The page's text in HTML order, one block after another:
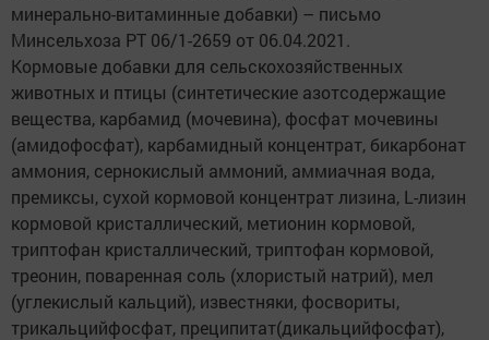
минерально-витаминные добавки) – письмо
Минсельхоза РТ 06/1-2659 от 06.04.2021.
Кормовые добавки для сельскохозяйственных
животных и птицы (синтетические азотсодержащие
вещества, карбамид (мочевина), фосфат мочевины
(амидофосфат), карбамидный концентрат, бикарбонат
аммония, сернокислый аммоний, аммиачная вода,
премиксы, сухой кормовой концентрат лизина, L-лизин
кормовой кристаллический, метионин кормовой,
триптофан кристаллический, триптофан кормовой,
треонин, поваренная соль (хлористый натрий), мел
(углекислый кальций), известняки, фосвориты,
трикальцийфосфат, преципитат(дикальцийфосфат),